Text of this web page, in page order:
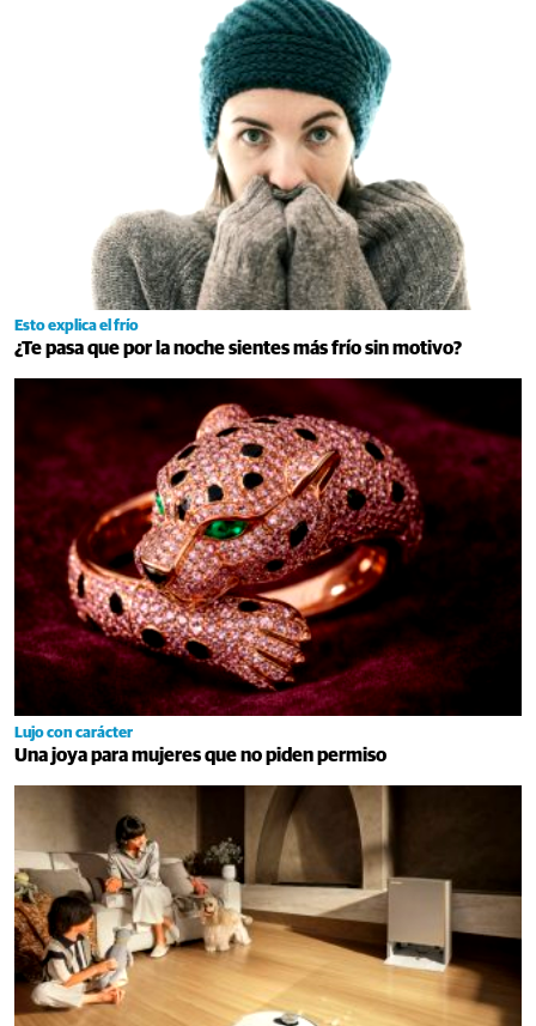
Esto explica el frío
¿Te pasa que por la noche sientes más frío sin motivo?
Lujo con carácter
Una joya para mujeres que no piden permiso